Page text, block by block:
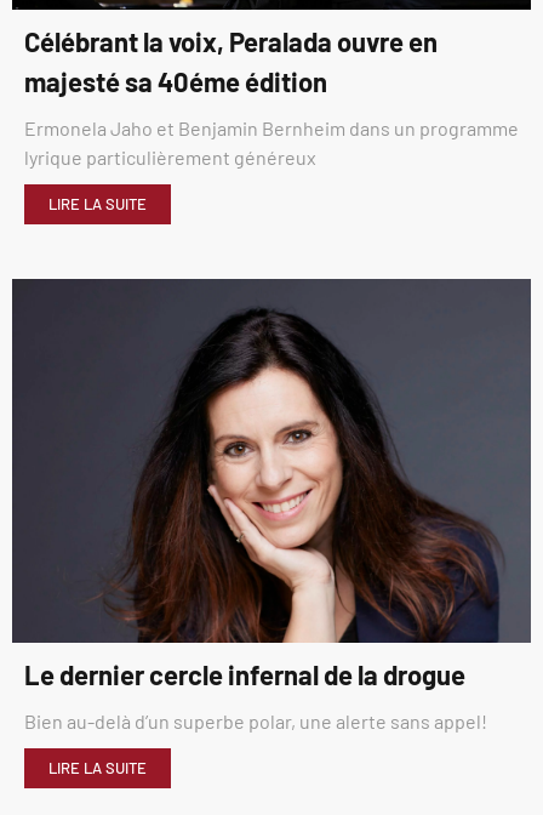
Célébrant la voix, Peralada ouvre en
majesté sa 40éme édition
Ermonela Jaho et Benjamin Bernheim dans un programme
lyrique particulièrement généreux
LIRE LA SUITE
Le dernier cercle infernal de la drogue
Bien au-delà d’un superbe polar, une alerte sans appel!
LIRE LA SUITE